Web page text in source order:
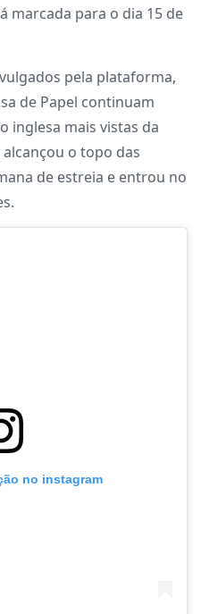
marcada para o dia 15 de
pela plataforma,
de Papel continuam
inglesa mais vistas da
o topo das
de estreia e entrou no
no instagram